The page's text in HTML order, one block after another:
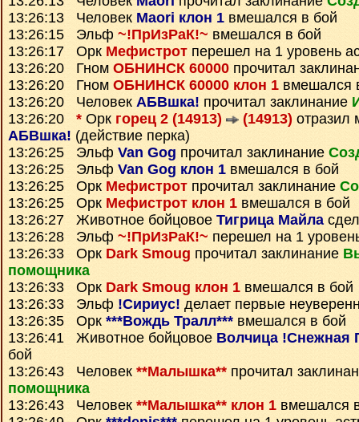
13:26:13 Человек Maori клон 1 вмешался в бой
13:26:15 Эльф ~!ПрИзРаК!~ вмешался в бой
13:26:17 Орк Мефистрот перешел на 1 уровень
13:26:20 Гном ОБНИНСК 60000 прочитал
13:26:20 Гном ОБНИНСК 60000 клон 1 вмешался
13:26:20 Человек АБВшка! прочитал заклинание
13:26:20 * Орк горец 2 (14913) (14913) отразил
АБВшка! (действие перка)
13:26:25 Эльф Van Gog прочитал заклинание
13:26:25 Эльф Van Gog клон 1 вмешался в бой
13:26:25 Орк Мефистрот прочитал заклинание
13:26:25 Орк Мефистрот клон 1 вмешался в бой
13:26:27 Животное бойцовое Тигрица Майла
13:26:28 Эльф ~!ПрИзРаК!~ перешел на 1
13:26:33 Орк Dark Smoug прочитал заклинание
помощника
13:26:33 Орк Dark Smoug клон 1 вмешался в бой
13:26:33 Эльф !Сириус! делает первые
13:26:35 Орк ***Вождь Тралл*** вмешался в бой
13:26:41 Животное бойцовое Волчица !Снежная
бой
13:26:43 Человек **Малышка** прочитал
помощника
13:26:43 Человек **Малышка** клон 1 вмешался